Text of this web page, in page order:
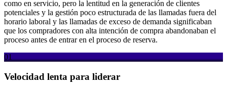
como en servicio, pero la lentitud en la generación de clientes
potenciales y la gestión poco estructurada de las llamadas fuera del
horario laboral y las llamadas de exceso de demanda significaban
que los compradores con alta intención de compra abandonaban el
proceso antes de entrar en el proceso de reserva.
01
Velocidad lenta para liderar